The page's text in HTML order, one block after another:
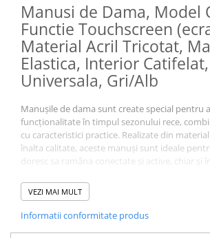
Manusi de Dama, Model
Functie Touchscreen
Material Acril Tricotat,
Elastica, Interior
Universala, Gri/Alb
Manușile de dama sunt create special pentru
funcționalitate în timpul sezonului rece,
cu caracteristici practice. Realizate din
înalta calitate, aceste manuși sunt ideale
doresc sa ramâna conectate și active, chiar și
VEZI MAI MULT
Informatii conformitate produs